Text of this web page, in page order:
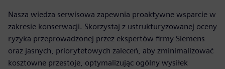
Nasza wiedza serwisowa zapewnia proaktywne wsparcie w
zakresie konserwacji. Skorzystaj z ustrukturyzowanej oceny
ryzyka przeprowadzonej przez ekspertów firmy Siemens
oraz jasnych, priorytetowych zaleceń, aby zminimalizować
kosztowne przestoje, optymalizując ogólny wysiłek